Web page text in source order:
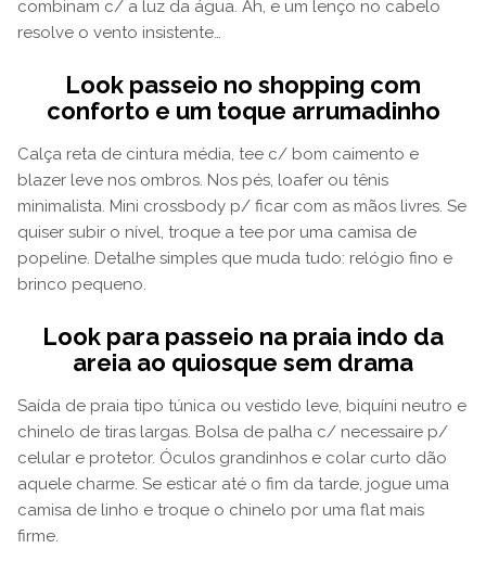
combinam c/ a luz da água. Ah, e um lenço no cabelo
resolve o vento insistente…
Look passeio no shopping com
conforto e um toque arrumadinho
Calça reta de cintura média, tee c/ bom caimento e
blazer leve nos ombros. Nos pés, loafer ou tênis
minimalista. Mini crossbody p/ ficar com as mãos livres. Se
quiser subir o nível, troque a tee por uma camisa de
popeline. Detalhe simples que muda tudo: relógio fino e
brinco pequeno.
Look para passeio na praia indo da
areia ao quiosque sem drama
Saída de praia tipo túnica ou vestido leve, biquíni neutro e
chinelo de tiras largas. Bolsa de palha c/ necessaire p/
celular e protetor. Óculos grandinhos e colar curto dão
aquele charme. Se esticar até o fim da tarde, jogue uma
camisa de linho e troque o chinelo por uma flat mais
firme.